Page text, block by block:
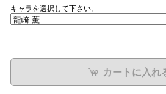
キャラを選択して下さい。
カートに入れ